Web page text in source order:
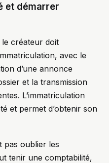
et démarrer
le créateur doit
avec le
d’une annonce
et la transmission
L’immatriculation
et permet d’obtenir son
pas oublier les
tenir une comptabilité,